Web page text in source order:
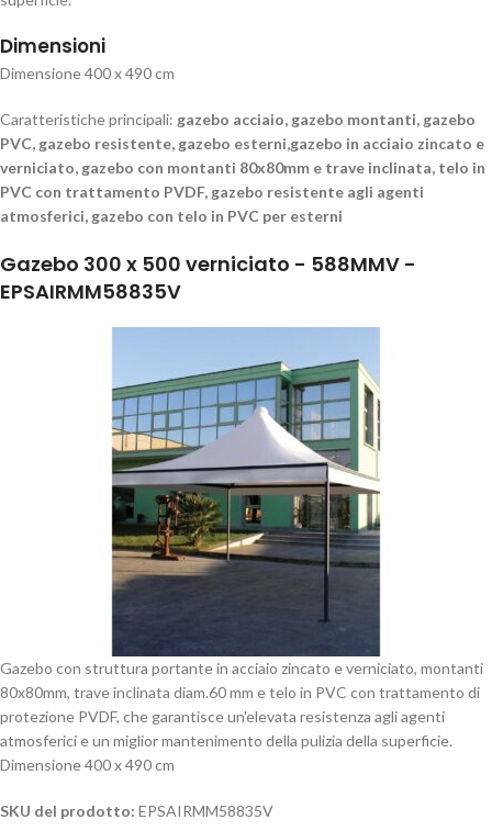
Dimensioni
Dimensione 400 x 490 cm
Caratteristiche principali: gazebo acciaio, gazebo montanti, gazebo
PVC, gazebo resistente, gazebo esterni,gazebo in acciaio zincato e
verniciato, gazebo con montanti 80x80mm e trave inclinata, telo in
PVC con trattamento PVDF, gazebo resistente agli agenti
atmosferici, gazebo con telo in PVC per esterni
Gazebo 300 x 500 verniciato - 588MMV -
EPSAIRMM58835V
Gazebo con struttura portante in acciaio zincato e verniciato, montanti
80x80mm, trave inclinata diam.60 mm e telo in PVC con trattamento di
protezione PVDF, che garantisce un'elevata resistenza agli agenti
atmosferici e un miglior mantenimento della pulizia della superficie.
Dimensione 400 x 490 cm
SKU del prodotto: EPSAIRMM58835V